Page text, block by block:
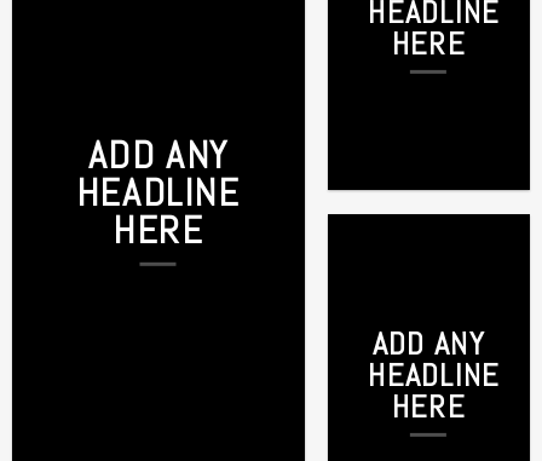
ADD ANY
HEADLINE
HERE
HEADLINE
HERE
ADD ANY
HEADLINE
HERE